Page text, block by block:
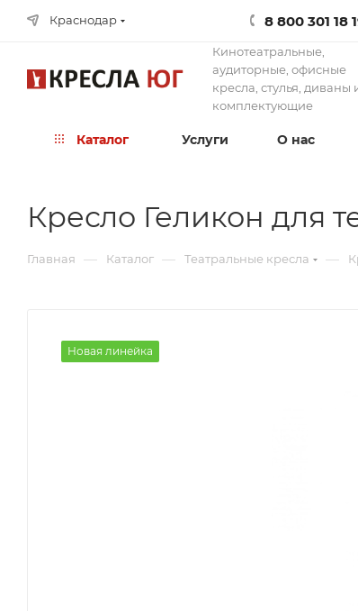
Краснодар 8 800 301 18
Кинотеатральные,
аудиторные, офисные
кресла, стулья, диваны
комплектующие
Каталог Услуги О нас
Кресло Геликон для
Главная — Каталог — Театральные кресла —
Новая линейка